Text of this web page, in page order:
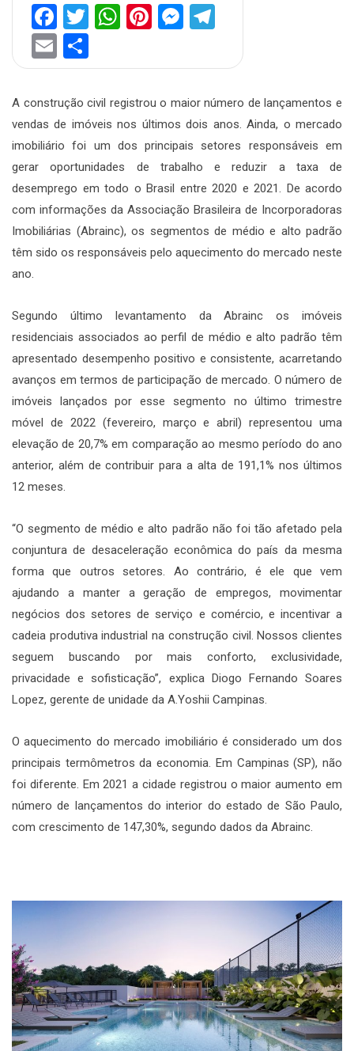
Facebook
Twitter
WhatsApp
Pinterest
Messenger
Email
A construção civil registrou o maior número de lançamentos e
vendas de imóveis nos últimos dois anos. Ainda, o mercado
imobiliário foi um dos principais setores responsáveis em
gerar oportunidades de trabalho e reduzir a taxa de
desemprego em todo o Brasil entre 2020 e 2021. De acordo
com informações da Associação Brasileira de Incorporadoras
Imobiliárias (Abrainc), os segmentos de médio e alto padrão
têm sido os responsáveis pelo aquecimento do mercado neste
ano.
Segundo último levantamento da Abrainc os imóveis
residenciais associados ao perfil de médio e alto padrão têm
apresentado desempenho positivo e consistente, acarretando
avanços em termos de participação de mercado. O número de
imóveis lançados por esse segmento no último trimestre
móvel de 2022 (fevereiro, março e abril) representou uma
elevação de 20,7% em comparação ao mesmo período do ano
anterior, além de contribuir para a alta de 191,1% nos últimos
12 meses.
“O segmento de médio e alto padrão não foi tão afetado pela
conjuntura de desaceleração econômica do país da mesma
forma que outros setores. Ao contrário, é ele que vem
ajudando a manter a geração de empregos, movimentar
negócios dos setores de serviço e comércio, e incentivar a
cadeia produtiva industrial na construção civil. Nossos clientes
seguem buscando por mais conforto, exclusividade,
privacidade e sofisticação”, explica Diogo Fernando Soares
Lopez, gerente de unidade da A.Yoshii Campinas.
O aquecimento do mercado imobiliário é considerado um dos
principais termômetros da economia. Em Campinas (SP), não
foi diferente. Em 2021 a cidade registrou o maior aumento em
número de lançamentos do interior do estado de São Paulo,
com crescimento de 147,30%, segundo dados da Abrainc.